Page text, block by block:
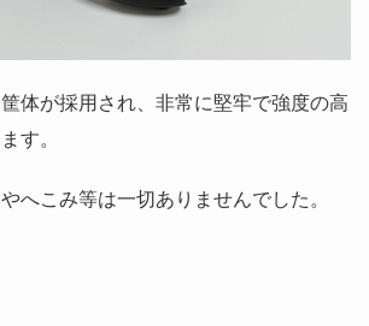
体が採用され、非常に堅牢で強度の高
す。
へこみ等は一切ありませんでした。